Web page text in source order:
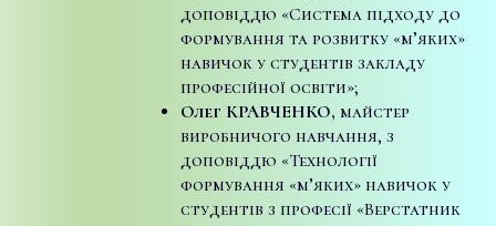
доповіддю «Система підходу до
формування та розвитку «м’яких»
навичок у студентів закладу
професійної освіти»;
Олег КРАВЧЕНКО, майстер
виробничого навчання, з
доповіддю «Технології
формування «м’яких» навичок у
студентів з професії «Верстатник